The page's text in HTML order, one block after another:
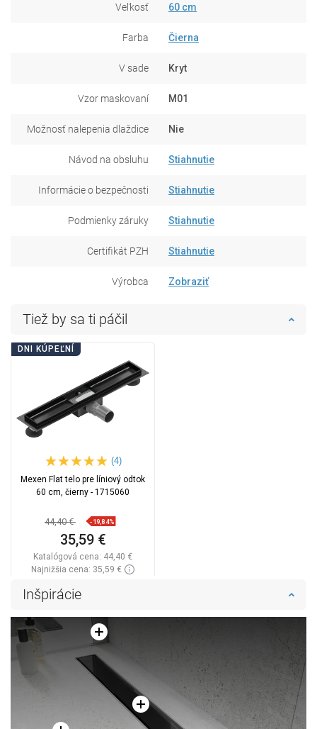
Veľkosť 60 cm
Farba Čierna
V sade Kryt
Vzor maskovaní M01
Možnosť nalepenia dlaždice Nie
Návod na obsluhu Stiahnutie
Informácie o bezpečnosti Stiahnutie
Podmienky záruky Stiahnutie
Certifikát PZH Stiahnutie
Výrobca Zobraziť
Tiež by sa ti páčil
DNI KÚPEĽNÍ
(4)
Mexen Flat telo pre líniový odtok
60 cm, čierny - 1715060
44,40 € -19,84%
35,59 €
Katalógová cena: 44,40 €
Najnižšia cena: 35,59 €
favorite_border Obľúbené
Inšpirácie